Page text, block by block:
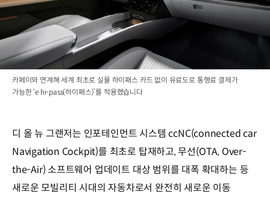
카페이와 연계해 세계 최초로 실물 하이패스 카드 없이 유료도로 통행료 결제가
가능한 ‘e hi-pass(하이패스)’를 적용했습니다
디 올 뉴 그랜저는 인포테인먼트 시스템 ccNC(connected car
Navigation Cockpit)를 최초로 탑재하고, 무선(OTA, Over-
the-Air) 소프트웨어 업데이트 대상 범위를 대폭 확대하는 등
새로운 모빌리티 시대의 자동차로서 완전히 새로운 이동